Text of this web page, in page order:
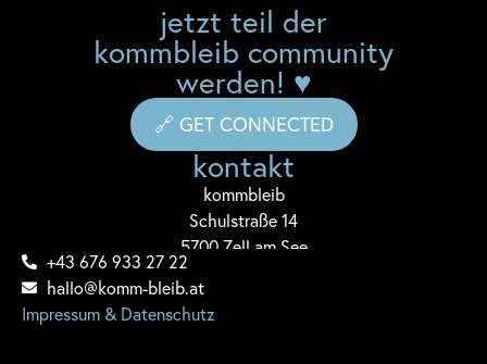
kontakt
kommbleib
Schulstraße 14
5700 Zell am See
+43 676 933 27 22
hallo@komm-bleib.at
Impressum & Datenschutz
jetzt teil der
kommbleib community
werden! ♥
🔗 GET CONNECTED